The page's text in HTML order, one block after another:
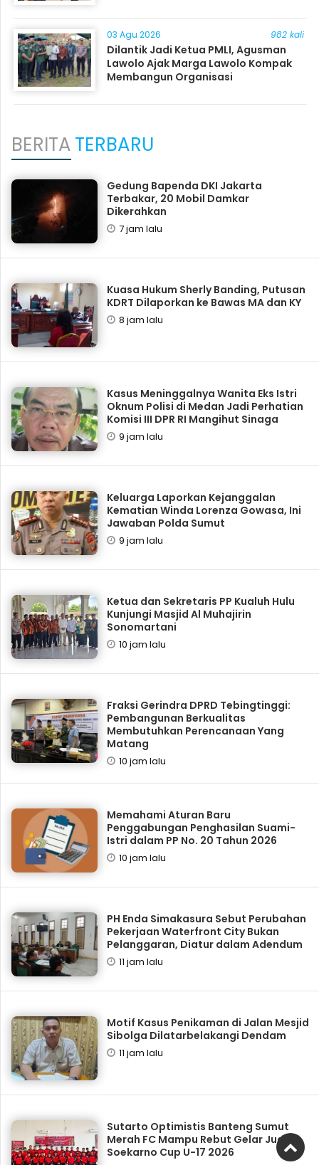
03 Agu 2026 982 kali
Dilantik Jadi Ketua PMLI, Agusman
Lawolo Ajak Marga Lawolo Kompak
Membangun Organisasi
BERITATERBARU
Gedung Bapenda DKI Jakarta
Terbakar, 20 Mobil Damkar
Dikerahkan
7 jam lalu
Kuasa Hukum Sherly Banding, Putusan
KDRT Dilaporkan ke Bawas MA dan KY
8 jam lalu
Kasus Meninggalnya Wanita Eks Istri
Oknum Polisi di Medan Jadi Perhatian
Komisi III DPR RI Mangihut Sinaga
9 jam lalu
Keluarga Laporkan Kejanggalan
Kematian Winda Lorenza Gowasa, Ini
Jawaban Polda Sumut
9 jam lalu
Ketua dan Sekretaris PP Kualuh Hulu
Kunjungi Masjid Al Muhajirin
Sonomartani
10 jam lalu
Fraksi Gerindra DPRD Tebingtinggi:
Pembangunan Berkualitas
Membutuhkan Perencanaan Yang
Matang
10 jam lalu
Memahami Aturan Baru
Penggabungan Penghasilan Suami-
Istri dalam PP No. 20 Tahun 2026
10 jam lalu
PH Enda Simakasura Sebut Perubahan
Pekerjaan Waterfront City Bukan
Pelanggaran, Diatur dalam Adendum
11 jam lalu
Motif Kasus Penikaman di Jalan Mesjid
Sibolga Dilatarbelakangi Dendam
11 jam lalu
Sutarto Optimistis Banteng Sumut
Merah FC Mampu Rebut Gelar Juara
Soekarno Cup U-17 2026